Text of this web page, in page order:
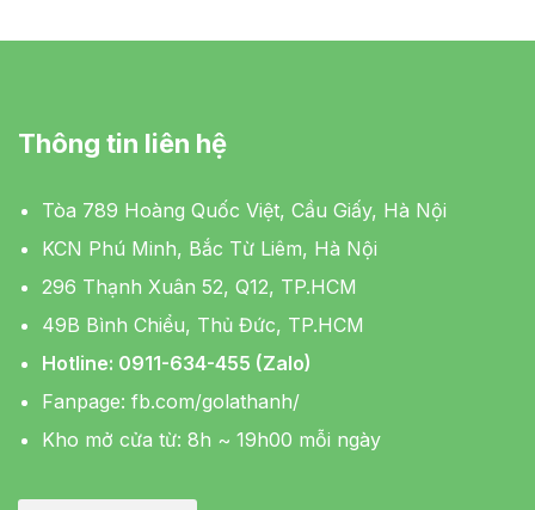
Thông tin liên hệ
Tòa 789 Hoàng Quốc Việt, Cầu Giấy, Hà Nội
KCN Phú Minh, Bắc Từ Liêm, Hà Nội
296 Thạnh Xuân 52, Q12, TP.HCM
49B Bình Chiểu, Thủ Đức, TP.HCM
Hotline: 0911-634-455 (Zalo)
Fanpage: fb.com/golathanh/
Kho mở cửa từ: 8h ~ 19h00 mỗi ngày